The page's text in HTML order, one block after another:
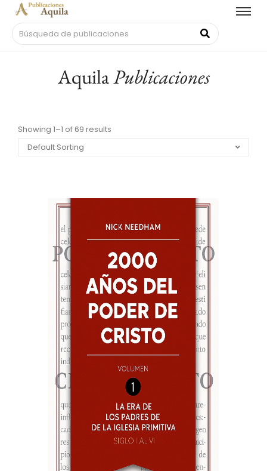
AquilaPublicaciones
Showing 1–1 of 69 results